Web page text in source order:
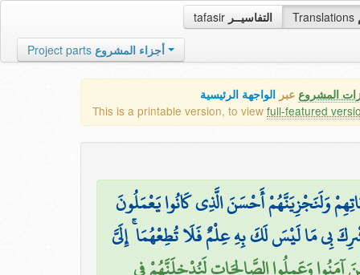
tafasir التفاسيــر Translations
Project parts أجزاء المشروع
المشروع عبر الواجهة الرئيسية
This is a printable version, to view full-featured
وَلَنَجْزِيَنَّهُمْ أَحْسَنَ الَّذِي كَانُوا يَعْمَلُونَ
بِي مَا لَيْسَ لَكَ بِهِ عِلْمٌ فَلَا تُطِعْهُمَا ۚ إِلَيَّ